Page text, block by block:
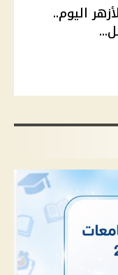
اليوم..